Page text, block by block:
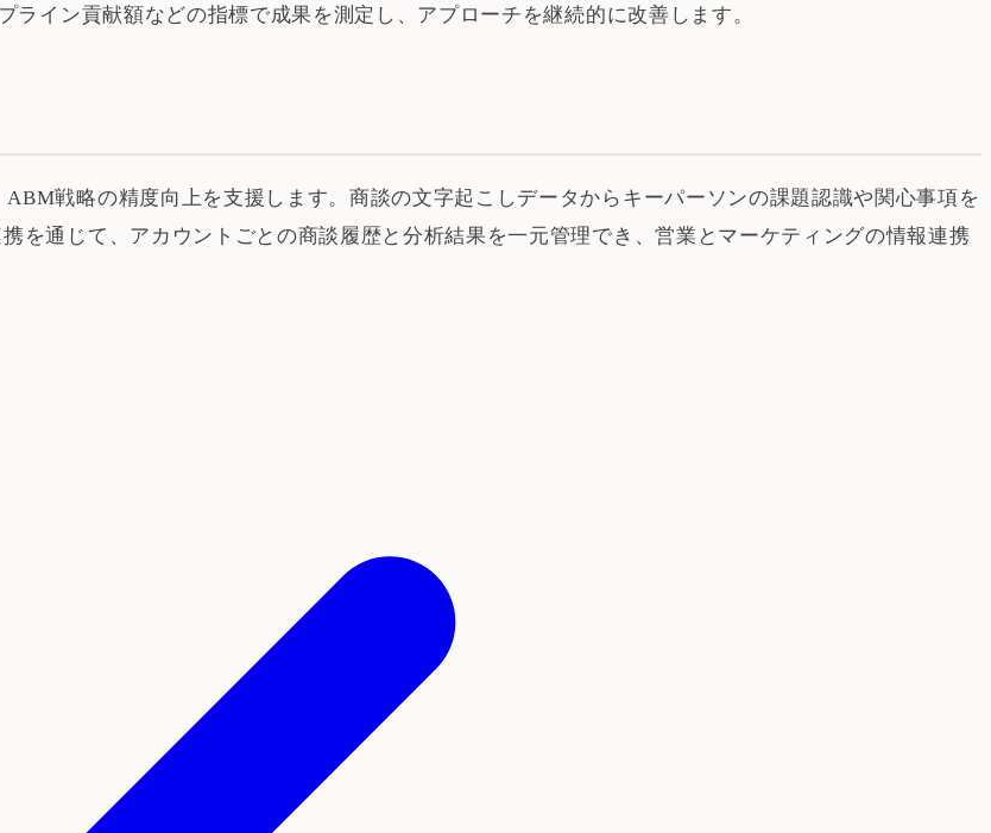
ライン貢献額などの指標で成果を測定し、アプローチを継続的に改善します。
戦略の精度向上を支援します。商談の文字起こしデータからキーパーソンの課題認識や関心事項を
を通じて、アカウントごとの商談履歴と分析結果を一元管理でき、営業とマーケティングの情報連携